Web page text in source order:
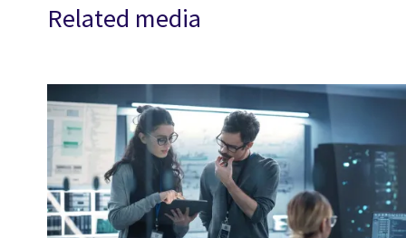
Related media